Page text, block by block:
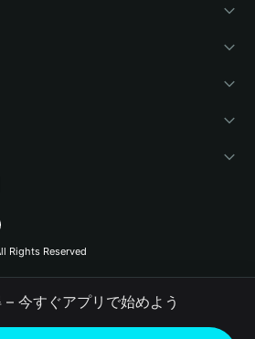
Rights Reserved
今すぐアプリで始めよう